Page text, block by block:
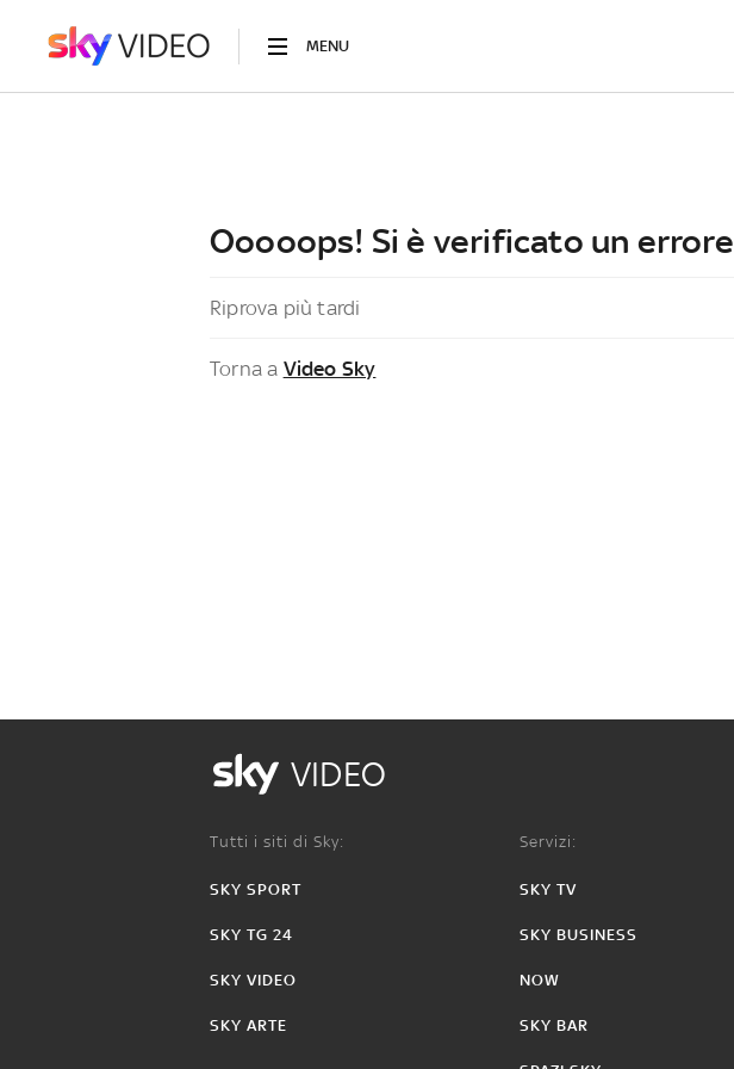
MENU
Ooooops! Si è verificato un errore
Riprova più tardi
Torna a Video Sky
VIDEO
Tutti i siti di Sky:
SKY SPORT
SKY TG 24
SKY VIDEO
SKY ARTE
Servizi:
SKY TV
SKY BUSINESS
NOW
SKY BAR